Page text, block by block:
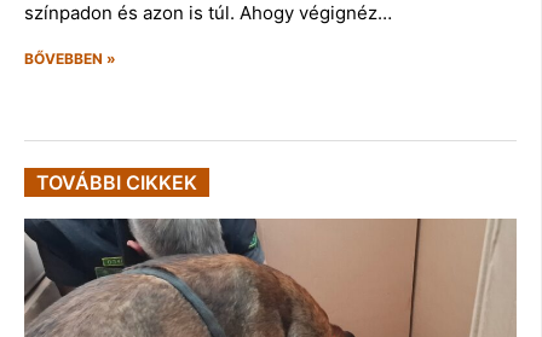
színpadon és azon is túl. Ahogy végignéz…
BŐVEBBEN »
TOVÁBBI CIKKEK